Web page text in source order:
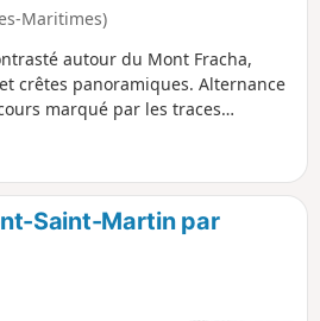
Maritimes)
autour du Mont Fracha,
crêtes panoramiques. Alternance
marqué par les traces
ouverts sur les paysages du Cians
Saint-Martin par